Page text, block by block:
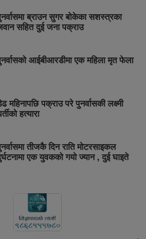
ब्राउन सुगर बोकेका सशस्त्रका
सहित दुई जना पक्राउ
आईबीआरडीमा एक महिला मृत फेला
महिनापछि पक्राउ परे पुनर्वासकी लक्ष्मी
हत्यारा
तीजकै दिन राति मोटरसाइकल
एक युवकको गयो ज्यान , दुई घाइते